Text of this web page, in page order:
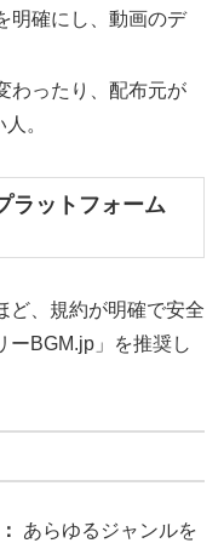
明確にし、動画のデ
わったり、配布元が
。
ラットフォーム
ど、規約が明確で安全
ーBGM.jp」を推奨し
あらゆるジャンルを